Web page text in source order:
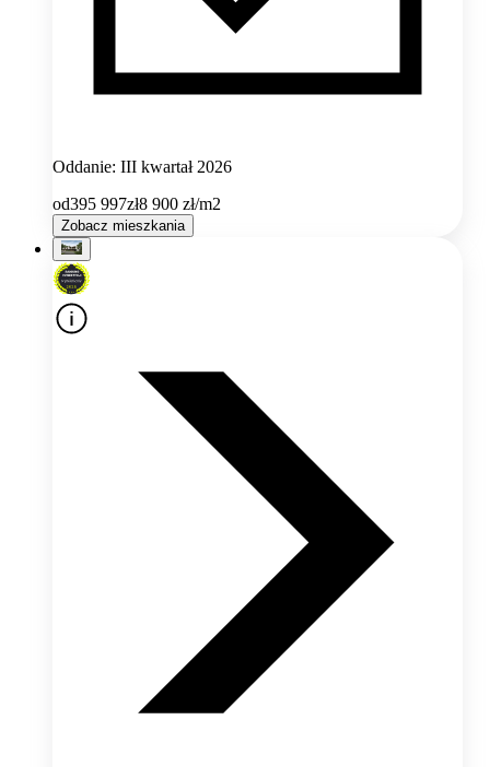
Oddanie: III kwartał 2026
od395 997zł8 900 zł/m2
Zobacz mieszkania